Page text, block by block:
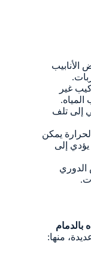
الأنابيب
غير
المياه.
إلى تلف
يمكن
يؤدي إلى
بالدمام
منها: